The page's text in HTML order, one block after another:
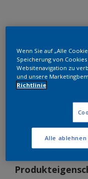
RAL 9002
NAB04I
Wenn Sie auf „Alle
Speicherung von
Websitenavigation zu
und unsere
Richtlinie
Alle ablehnen